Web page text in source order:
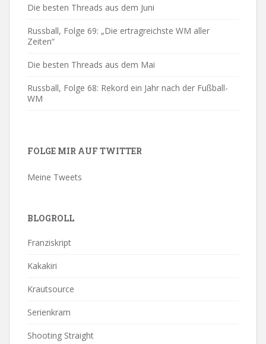
Die besten Threads aus dem Juni
Russball, Folge 69: „Die ertragreichste WM aller
Zeiten“
Die besten Threads aus dem Mai
Russball, Folge 68: Rekord ein Jahr nach der Fußball-
WM
FOLGE MIR AUF TWITTER
Meine Tweets
BLOGROLL
Franziskript
Kakakiri
Krautsource
Serienkram
Shooting Straight